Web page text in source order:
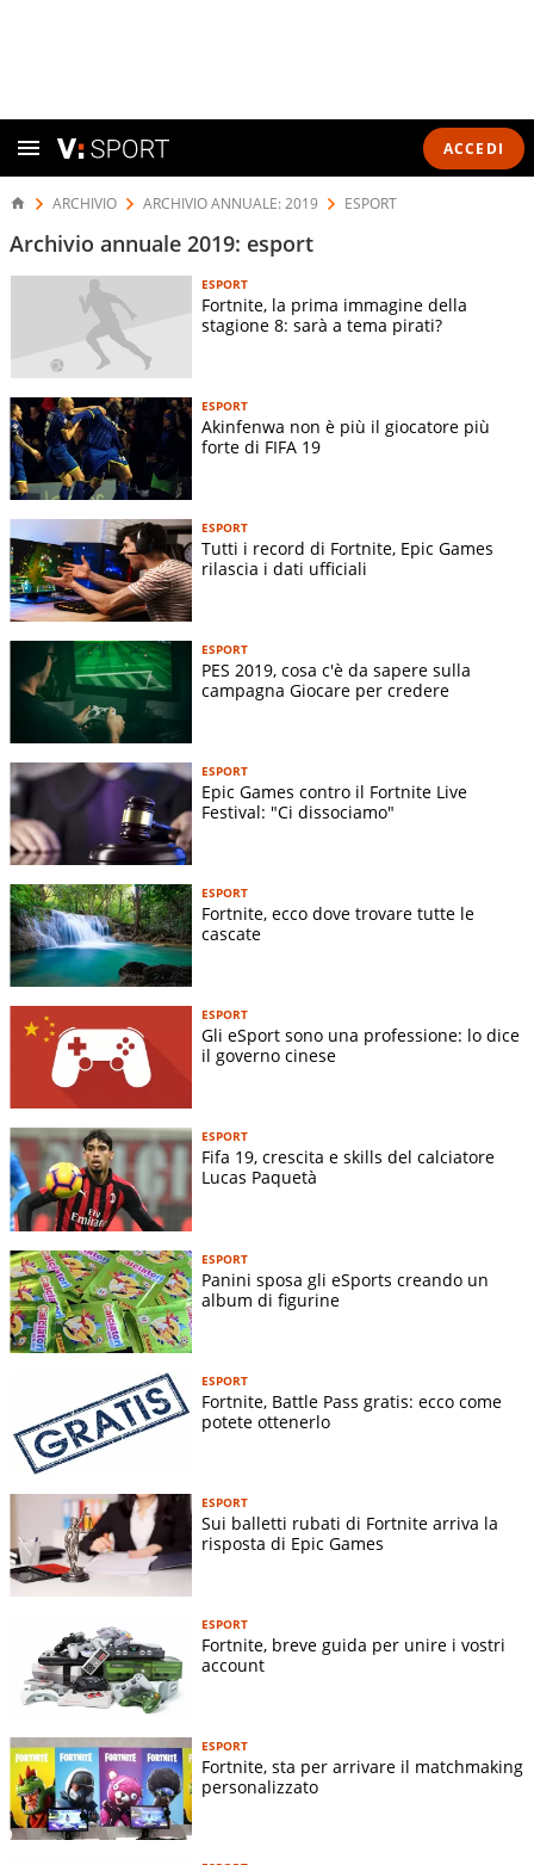
ACCEDI
ARCHIVIO ARCHIVIO ANNUALE: 2019 ESPORT
Archivio annuale 2019: esport
ESPORT
Fortnite, la prima immagine della
stagione 8: sarà a tema pirati?
ESPORT
Akinfenwa non è più il giocatore più
forte di FIFA 19
ESPORT
Tutti i record di Fortnite, Epic Games
rilascia i dati ufficiali
ESPORT
PES 2019, cosa c'è da sapere sulla
campagna Giocare per credere
ESPORT
Epic Games contro il Fortnite Live
Festival: "Ci dissociamo"
ESPORT
Fortnite, ecco dove trovare tutte le
cascate
ESPORT
Gli eSport sono una professione: lo dice
il governo cinese
ESPORT
Fifa 19, crescita e skills del calciatore
Lucas Paquetà
ESPORT
Panini sposa gli eSports creando un
album di figurine
ESPORT
Fortnite, Battle Pass gratis: ecco come
potete ottenerlo
ESPORT
Sui balletti rubati di Fortnite arriva la
risposta di Epic Games
ESPORT
Fortnite, breve guida per unire i vostri
account
ESPORT
Fortnite, sta per arrivare il matchmaking
personalizzato